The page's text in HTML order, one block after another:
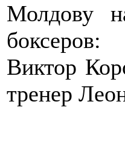
Молдову
Виктор
тренер